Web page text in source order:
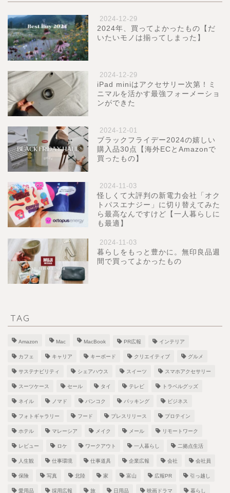
2024-12-29
2024年、買ってよかったもの【だ
いたいモノは揃ってしまった】
2024-12-29
iPad miniはアクセサリー次第！ミ
ニマルを活かす最強フォーメーショ
ンができた
2024-12-01
ブラックフライデー2024の嬉しい
購入品30点【海外ECとAmazonで
買ったもの】
2024-11-03
怪しくて大評判の新電力会社「オク
トパスエナジー」に切り替えてみた
ら最高なんですけど【一人暮らしに
も最適】
2024-11-03
暮らしをもっと豊かに。無印良品週
間で買ってよかったもの
TAG
Amazon Mac MacBook PR広報 インテリア
カフェ キャリア キーボード クリエイティブ グルメ
サステナビリティ シェアハウス スイーツ スマホアクセサリー
スーツケース セール タイ テレビ トラベルグッズ
ネイル ノマド バンコク パッキング ビジネス
フォトギャラリー フード プレスリリース プロテイン
ホテル マレーシア メイク メール リモートワーク
レビュー ロケ ワークアウト 一人暮らし 二拠点生活
人生観 仕事環境 仕事道具 企業広報 会社 会社員
保険 写真 北陸 家 富山 広報PR 引っ越し
愛用品 採用広報 旅 日用品 映画ドラマ 暮らし